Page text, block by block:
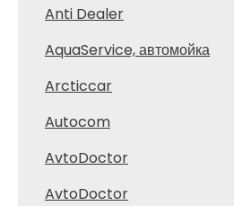
Anti Dealer
AquaService, автомойка
Arcticcar
Autocom
AvtoDoctor
AvtoDoctor